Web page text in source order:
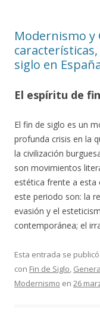
Modernismo y
siglo en
El espíritu de
El fin de siglo es un
profunda crisis en la
la civilización
son movimientos
estética frente a esta
este periodo son: la
evasión y el
contemporánea; el
Esta entrada se
con Fin de Siglo,
Modernismo en 26